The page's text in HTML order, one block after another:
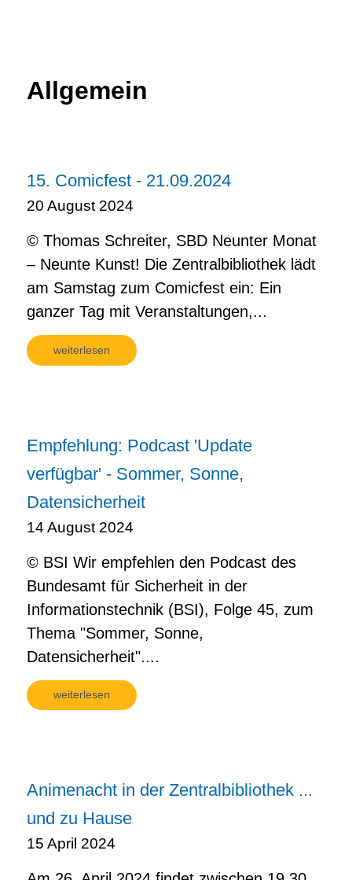
Allgemein
15. Comicfest - 21.09.2024
20 August 2024
© Thomas Schreiter, SBD Neunter Monat
– Neunte Kunst! Die Zentralbibliothek lädt
am Samstag zum Comicfest ein: Ein
ganzer Tag mit Veranstaltungen,...
weiterlesen
Empfehlung: Podcast 'Update
verfügbar' - Sommer, Sonne,
Datensicherheit
14 August 2024
© BSI Wir empfehlen den Podcast des
Bundesamt für Sicherheit in der
Informationstechnik (BSI), Folge 45, zum
Thema "Sommer, Sonne,
Datensicherheit"....
weiterlesen
Animenacht in der Zentralbibliothek ...
und zu Hause
15 April 2024